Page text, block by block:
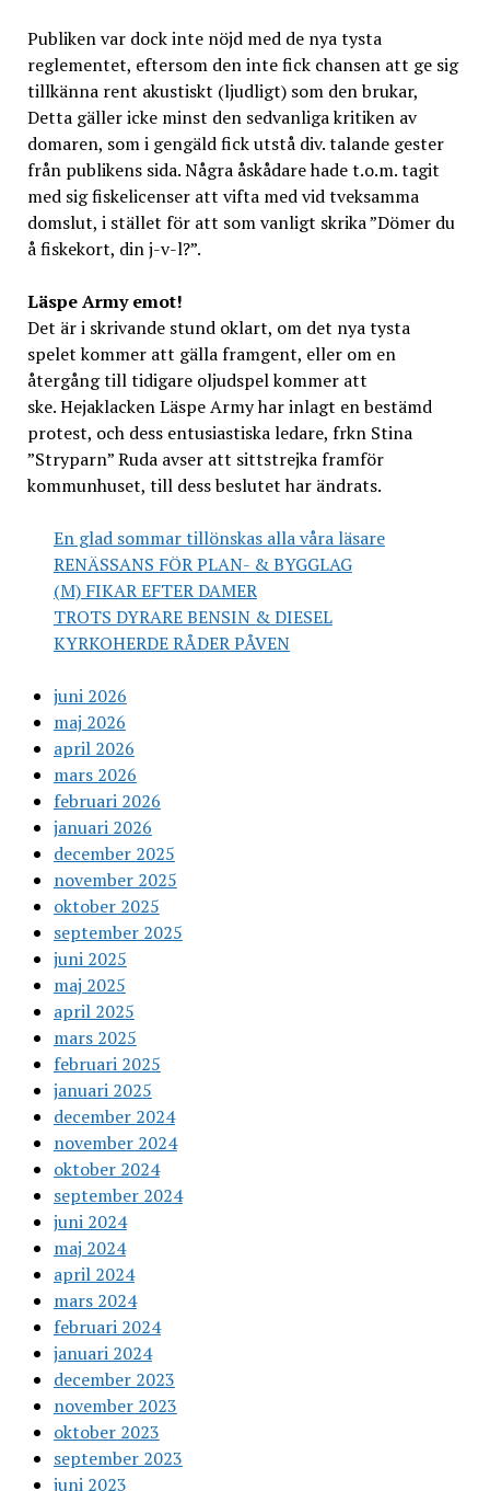
Publiken var dock inte nöjd med de nya tysta
reglementet, eftersom den inte fick chansen att ge sig
tillkänna rent akustiskt (ljudligt) som den brukar,
Detta gäller icke minst den sedvanliga kritiken av
domaren, som i gengäld fick utstå div. talande gester
från publikens sida. Några åskådare hade t.o.m. tagit
med sig fiskelicenser att vifta med vid tveksamma
domslut, i stället för att som vanligt skrika ”Dömer du
å fiskekort, din j-v-l?”.
Läspe Army emot!
Det är i skrivande stund oklart, om det nya tysta
spelet kommer att gälla framgent, eller om en
återgång till tidigare oljudspel kommer att
ske. Hejaklacken Läspe Army har inlagt en bestämd
protest, och dess entusiastiska ledare, frkn Stina
”Stryparn” Ruda avser att sittstrejka framför
kommunhuset, till dess beslutet har ändrats.
En glad sommar tillönskas alla våra läsare
RENÄSSANS FÖR PLAN- & BYGGLAG
(M) FIKAR EFTER DAMER
TROTS DYRARE BENSIN & DIESEL
KYRKOHERDE RÅDER PÅVEN
juni 2026
maj 2026
april 2026
mars 2026
februari 2026
januari 2026
december 2025
november 2025
oktober 2025
september 2025
juni 2025
maj 2025
april 2025
mars 2025
februari 2025
januari 2025
december 2024
november 2024
oktober 2024
september 2024
juni 2024
maj 2024
april 2024
mars 2024
februari 2024
januari 2024
december 2023
november 2023
oktober 2023
september 2023
juni 2023